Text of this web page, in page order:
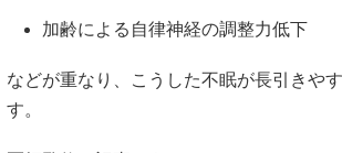
加齢による自律神経の調整力低下
などが重なり、こうした不眠が長引きや
す。